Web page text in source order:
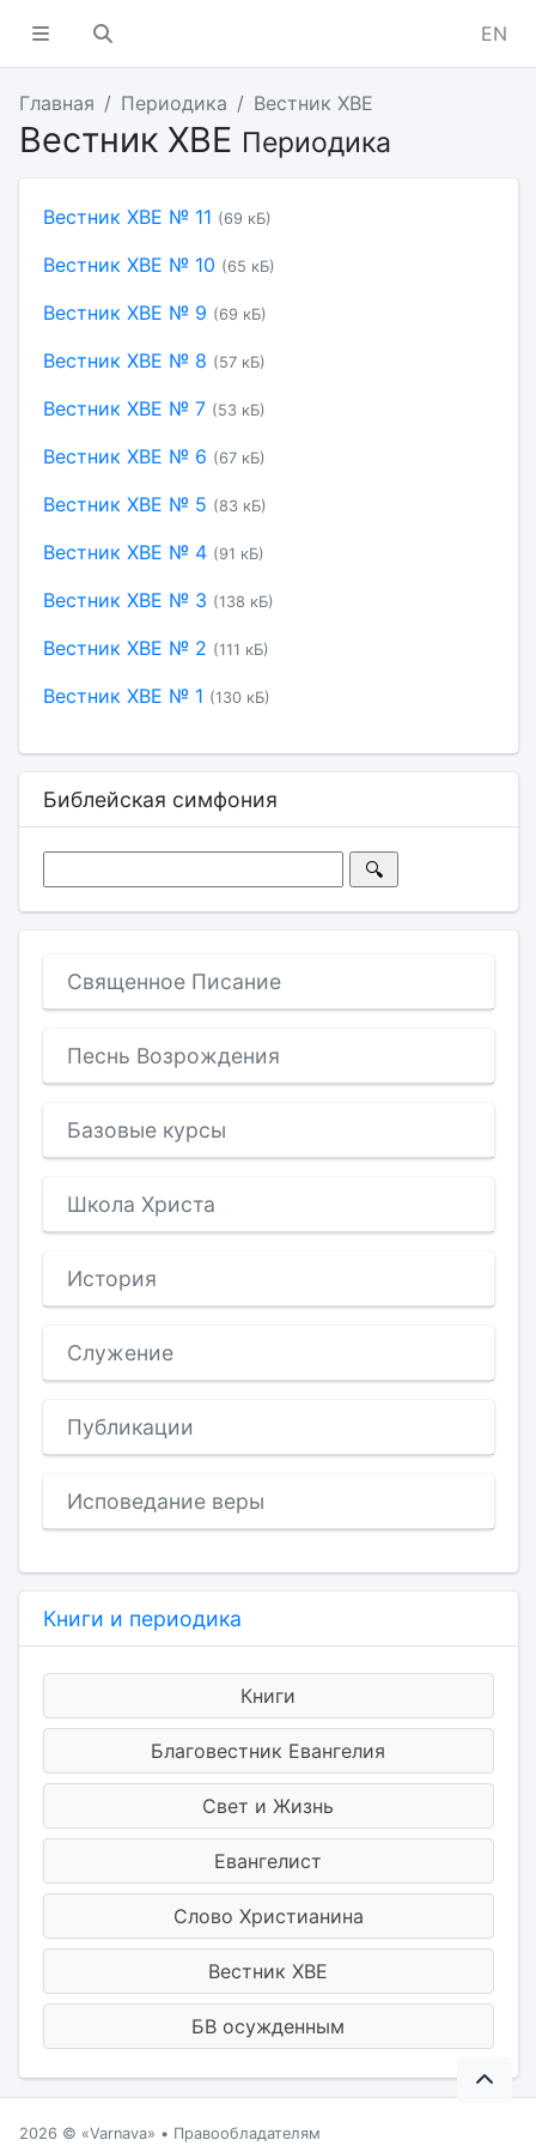
EN
Главная Периодика Вестник ХВЕ
Вестник ХВЕ Периодика
Вестник ХВЕ № 11 (69 кБ)
Вестник ХВЕ № 10 (65 кБ)
Вестник ХВЕ № 9 (69 кБ)
Вестник ХВЕ № 8 (57 кБ)
Вестник ХВЕ № 7 (53 кБ)
Вестник ХВЕ № 6 (67 кБ)
Вестник ХВЕ № 5 (83 кБ)
Вестник ХВЕ № 4 (91 кБ)
Вестник ХВЕ № 3 (138 кБ)
Вестник ХВЕ № 2 (111 кБ)
Вестник ХВЕ № 1 (130 кБ)
Библейская симфония
Священное Писание
Песнь Возрождения
Базовые курсы
Школа Христа
История
Служение
Публикации
Исповедание веры
Книги и периодика
Книги
Благовестник Евангелия
Свет и Жизнь
Евангелист
Слово Христианина
Вестник ХВЕ
БВ осужденным
2026 © Varnava • Правообладателям